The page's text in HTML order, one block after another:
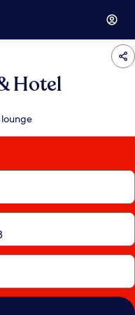
Hotel
lounge